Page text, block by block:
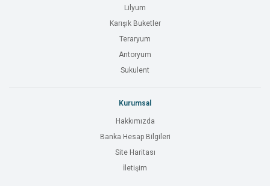
Lilyum
Karışık Buketler
Teraryum
Antoryum
Sukulent
Kurumsal
Hakkımızda
Banka Hesap Bilgileri
Site Haritası
İletişim